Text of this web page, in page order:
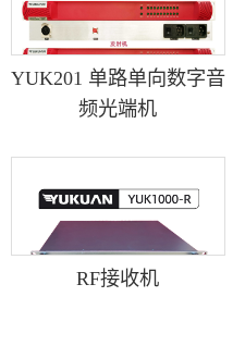
YUK201 单路单向数字音
频光端机
RF接收机